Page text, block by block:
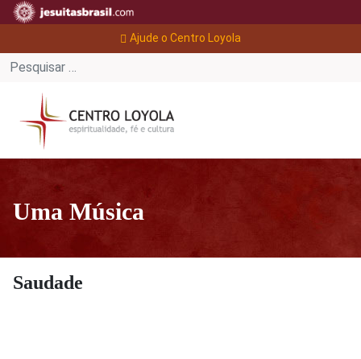
Ajude o Centro Loyola
Uma Música
Saudade